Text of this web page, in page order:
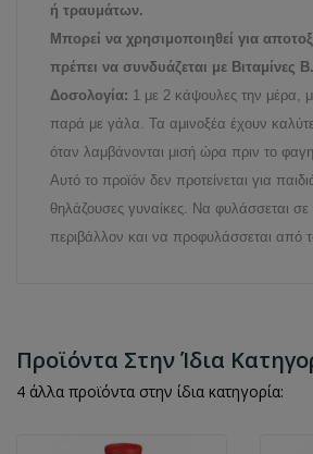
ή τραυμάτων.
Μπορεί να χρησιμοποιηθεί για
πρέπει να συνδυάζεται με Βιταμίνες Β.
Δοσολογία: 1 με 2 κάψουλες την μέρα,
παρά με γάλα. Τα αμινοξέα έχουν
όταν λαμβάνονται μισή ώρα πριν το
Αυτό το προϊόν δεν προτείνεται για
θηλάζουσες γυναίκες. Να φυλάσσεται
περιβάλλον και να προφυλάσσεται από
Προϊόντα Στην Ίδια
4 άλλα προϊόντα στην ίδια κατηγορία: